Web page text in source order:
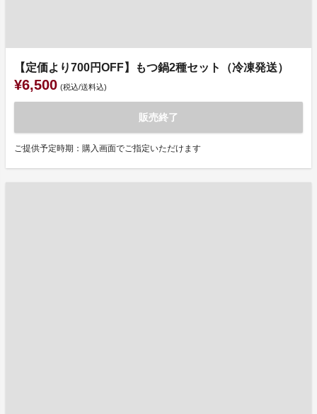
【定価より700円OFF】もつ鍋2種セット（冷凍発送）
¥6,500 (税込/送料込)
販売終了
ご提供予定時期：購入画面でご指定いただけます